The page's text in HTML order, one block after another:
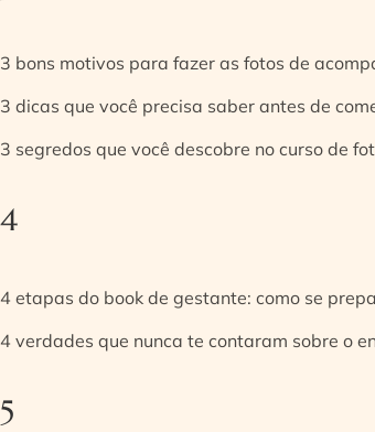
3 bons motivos para fazer as fotos de
3 dicas que você precisa saber antes de
3 segredos que você descobre no curso de
4
4 etapas do book de gestante: como se
4 verdades que nunca te contaram sobre o
5